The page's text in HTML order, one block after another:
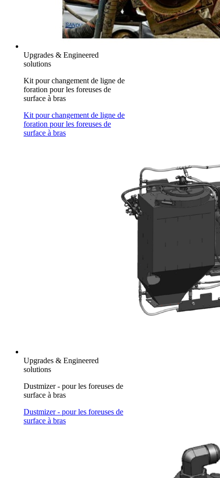
Upgrades & Engineered
solutions
Kit pour changement de ligne de
foration pour les foreuses de
surface à bras
Kit pour changement de ligne de
foration pour les foreuses de
surface à bras
Upgrades & Engineered
solutions
Dustmizer - pour les foreuses de
surface à bras
Dustmizer - pour les foreuses de
surface à bras